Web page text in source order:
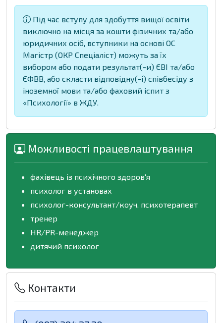
Під час вступу для здобуття вищої освіти
виключно на місця за кошти фізичних та/або
юридичних осіб, вступники на основі ОС
Магістр (ОКР Спеціаліст) можуть за їх
вибором або подати результат(-и) ЄВІ та/або
ЄФВВ, або скласти відповідну(-і) співбесіду з
іноземної мови та/або фаховий іспит з
«Психології» в ЖДУ.
Можливості працевлаштування
фахівець із психічного здоров'я
психолог в установах
психолог-консультант/коуч, психотерапевт
тренер
HR/PR-менеджер
дитячий психолог
Контакти